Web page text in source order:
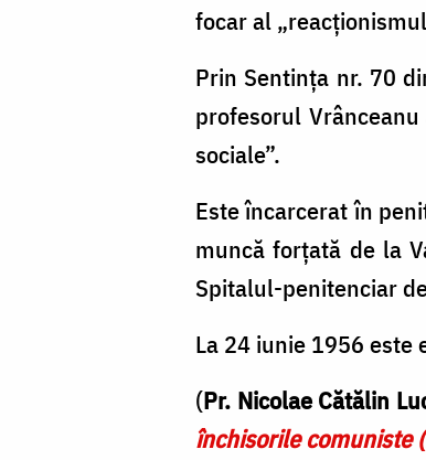
focar al
Prin Sentința nr. 70
profesorul
sociale”.
Este încarcerat în
muncă forțată de la
Spitalul-penitenciar
La 24 iunie 1956 este
(Pr. Nicolae Cătălin
închisorile comuniste